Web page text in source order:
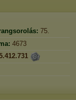
75.
4673